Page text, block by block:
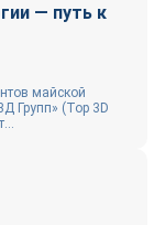
— путь к
майской
Групп» (Top 3D